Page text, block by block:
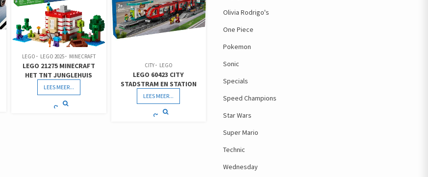
LEGO LEGO 2025 MINECRAFT
LEGO 21275 MINECRAFT
HET TNT JUNGLEHUIS
LEES MEER...
CITY LEGO
LEGO 60423 CITY
STADSTRAM EN STATION
LEES MEER...
Olivia Rodrigo's
One Piece
Pokemon
Sonic
Specials
Speed Champions
Star Wars
Super Mario
Technic
Wednesday